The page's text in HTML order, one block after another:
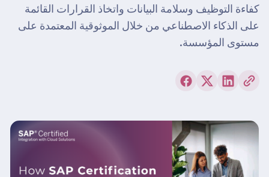
كفاءة التوظيف وسلامة البيانات واتخاذ القرارات القائمة
على الذكاء الاصطناعي من خلال الموثوقية المعتمدة على
مستوى المؤسسة.